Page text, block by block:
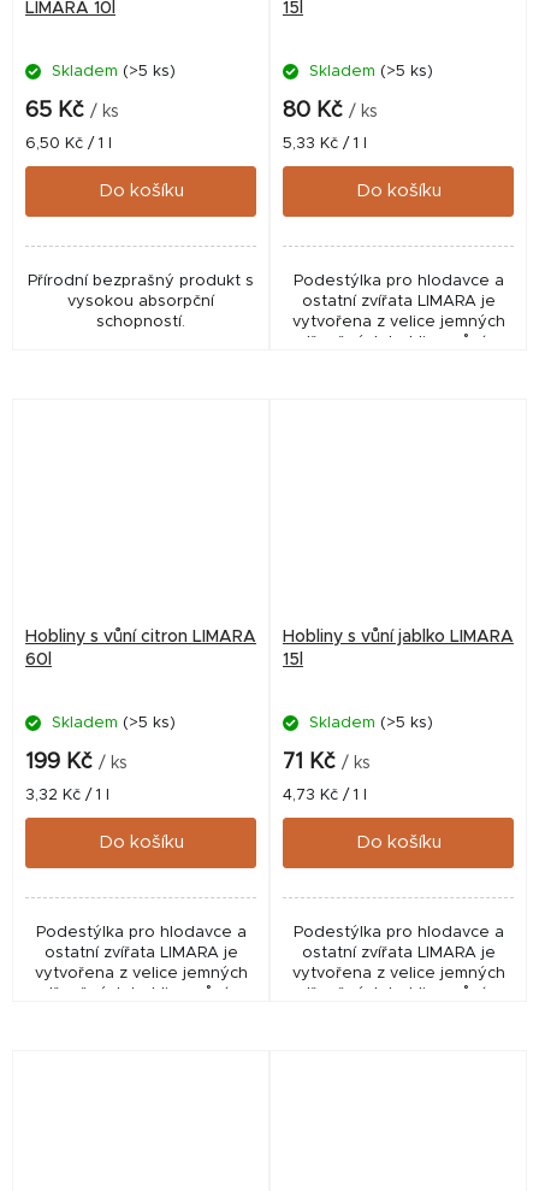
LIMARA 10l
Skladem (>5 ks)
65 Kč / ks
Měrná
cena:
6,50 Kč / 1 l
Do košíku
Přírodní bezprašný produkt s
vysokou absorpční
schopností.
15l
Skladem (>5 ks)
80 Kč / ks
Měrná
cena:
5,33 Kč / 1 l
Do košíku
Podestýlka pro hlodavce a
ostatní zvířata LIMARA je
vytvořena z velice jemných
Hobliny s vůní citron LIMARA
60l
Skladem (>5 ks)
199 Kč / ks
Měrná
cena:
3,32 Kč / 1 l
Do košíku
Podestýlka pro hlodavce a
ostatní zvířata LIMARA je
vytvořena z velice jemných
Hobliny s vůní jablko LIMARA
15l
Skladem (>5 ks)
71 Kč / ks
Měrná
cena:
4,73 Kč / 1 l
Do košíku
Podestýlka pro hlodavce a
ostatní zvířata LIMARA je
vytvořena z velice jemných